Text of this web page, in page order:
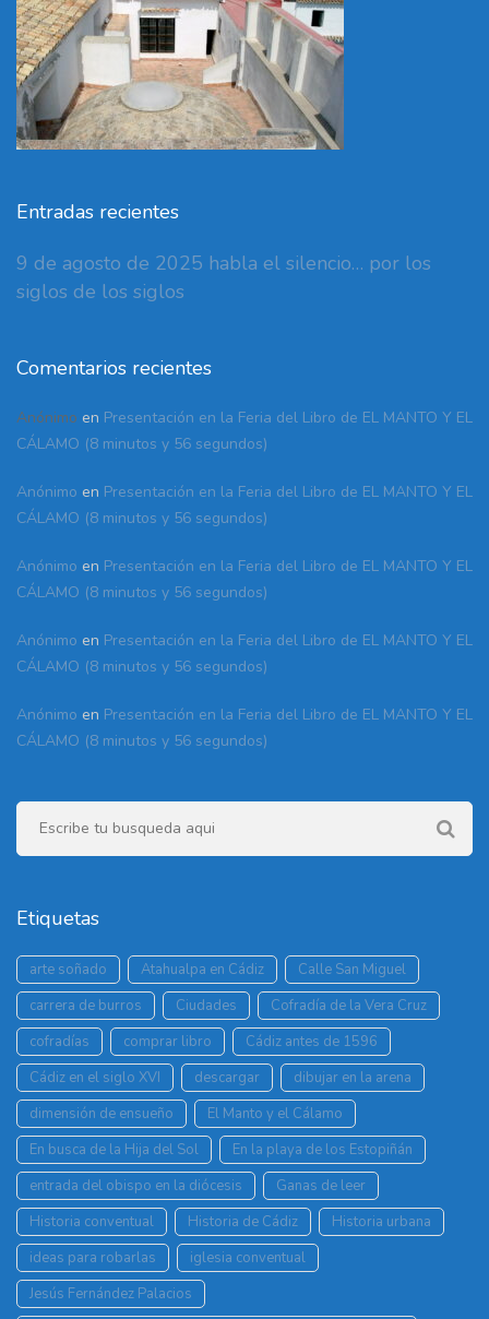
Entradas recientes
9 de agosto de 2025 habla el silencio… por los
siglos de los siglos
Comentarios recientes
Anónimo en Presentación en la Feria del Libro de EL MANTO Y EL
CÁLAMO (8 minutos y 56 segundos)
Anónimo en Presentación en la Feria del Libro de EL MANTO Y EL
CÁLAMO (8 minutos y 56 segundos)
Anónimo en Presentación en la Feria del Libro de EL MANTO Y EL
CÁLAMO (8 minutos y 56 segundos)
Anónimo en Presentación en la Feria del Libro de EL MANTO Y EL
CÁLAMO (8 minutos y 56 segundos)
Anónimo en Presentación en la Feria del Libro de EL MANTO Y EL
CÁLAMO (8 minutos y 56 segundos)
Etiquetas
arte soñado Atahualpa en Cádiz
Calle San Miguel
carrera de burros
Ciudades
Cofradía de la Vera Cruz
cofradías
comprar libro
Cádiz antes de 1596
Cádiz en el siglo XVI
descargar
dibujar en la arena
dimensión de ensueño
El Manto y el Cálamo
En busca de la Hija del Sol
En la playa de los Estopiñán
entrada del obispo en la diócesis
Ganas de leer
Historia conventual
Historia de Cádiz
Historia urbana
ideas para robarlas
iglesia conventual
Jesús Fernández Palacios